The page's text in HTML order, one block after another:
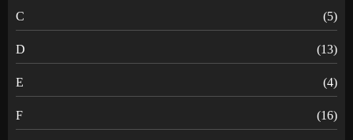
C (5)
D (13)
E (4)
F (16)